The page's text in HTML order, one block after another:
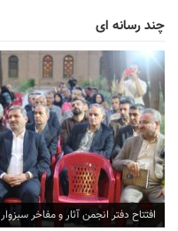
چند رسانه ای
افتتاح دفتر انجمن آثار و مفاخر سبزوار